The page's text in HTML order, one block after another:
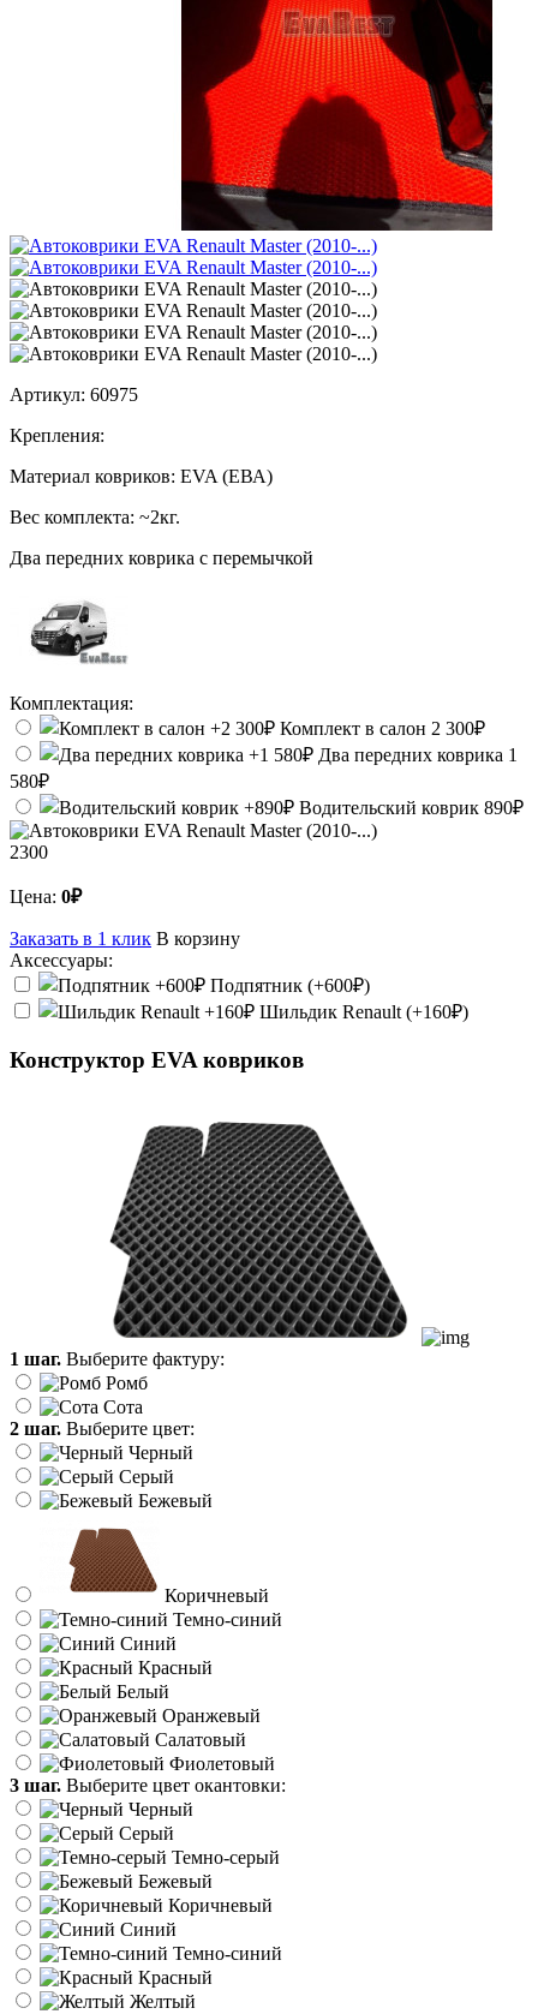
Артикул: 60975
Крепления:
Материал ковриков: EVA (ЕВА)
Вес комплекта: ~2кг.
Два передних коврика с перемычкой
Комплектация:
Комплект в салон 2 300₽
Два передних коврика 1
580₽
Водительский коврик 890₽
2300
Цена: 0₽
Заказать в 1 клик В корзину
Аксессуары:
Подпятник (+600₽)
Шильдик Renault (+160₽)
Конструктор EVA ковриков
1 шаг. Выберите фактуру:
Ромб
Сота
2 шаг. Выберите цвет:
Черный
Серый
Бежевый
Коричневый
Темно-синий
Синий
Красный
Белый
Оранжевый
Салатовый
Фиолетовый
3 шаг. Выберите цвет окантовки:
Черный
Серый
Темно-серый
Бежевый
Коричневый
Синий
Темно-синий
Красный
Желтый